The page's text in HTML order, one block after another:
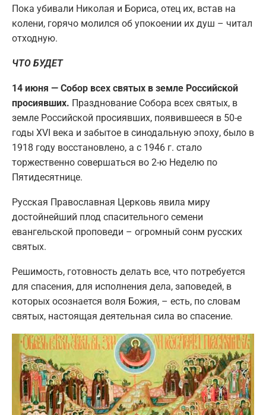
Пока убивали Николая и Бориса, отец их, встав на
колени, горячо молился об упокоении их душ – читал
отходную.
ЧТО БУДЕТ
14 июня — Собор всех святых в земле Российской
просиявших. Празднование Собора всех святых, в
земле Российской просиявших, появившееся в 50-е
годы XVI века и забытое в синодальную эпоху, было в
1918 году восстановлено, а с 1946 г. стало
торжественно совершаться во 2-ю Неделю по
Пятидесятнице.
Русская Православная Церковь явила миру
достойнейший плод спасительного семени
евангельской проповеди – огромный сонм русских
святых.
Решимость, готовность делать все, что потребуется
для спасения, для исполнения дела, заповедей, в
которых осознается воля Божия, – есть, по словам
святых, настоящая деятельная сила во спасение.